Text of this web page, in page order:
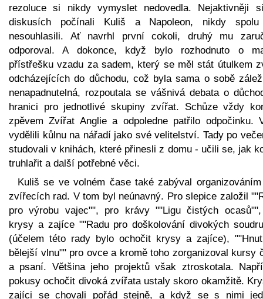
rezoluce si nikdy vymyslet nedovedla. Nejaktivněji
diskusích počínali Kuliš a Napoleon, nikdy
nesouhlasili. Ať navrhl první cokoli, druhý mu
odporoval. A dokonce, když bylo rozhodnuto o
přístřešku vzadu za sadem, který se měl stát útulkem
odcházejících do důchodu, což byla sama o sobě
nenapadnutelná, rozpoutala se vášnivá debata o
hranici pro jednotlivé skupiny zvířat. Schůze vždy
zpěvem Zvířat Anglie a odpoledne patřilo odpočinku.
vydělili kůlnu na nářadí jako své velitelství. Tady po
studovali v knihách, které přinesli z domu - učili se, jak
truhlařit a další potřebné věci.
Kuliš se ve volném čase také zabýval
zvířecích rad. V tom byl neúnavný. Pro slepice založil
pro výrobu vajec"", pro krávy ""Ligu čistých
krysy a zajíce ""Radu pro doškolování divokých
(účelem této rady bylo ochočit krysy a zajíce),
bělejší vlnu"" pro ovce a kromě toho zorganizoval kursy
a psaní. Většina jeho projektů však ztroskotala.
pokusy ochočit divoká zvířata ustaly skoro okamžitě.
zajíci se chovali pořád stejně, a když se s nimi